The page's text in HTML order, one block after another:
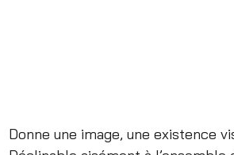
Donne une image, une existence